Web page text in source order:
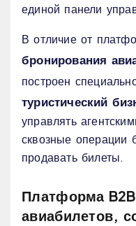
единой панели
В отличие от
бронирования
построен
туристический
управлять
сквозные операции
продавать билеты.
Платформа
авиабилетов,